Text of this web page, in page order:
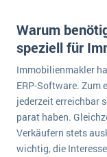
Warum
speziell für
Immobilienmakler
ERP-Software. Zum
jederzeit erreichbar
parat haben.
Verkäufern stets
wichtig, die